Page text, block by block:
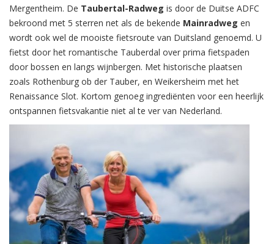
Mergentheim. De Taubertal-Radweg is door de Duitse ADFC
bekroond met 5 sterren net als de bekende Mainradweg en
wordt ook wel de mooiste fietsroute van Duitsland genoemd. U
fietst door het romantische Tauberdal over prima fietspaden
door bossen en langs wijnbergen. Met historische plaatsen
zoals Rothenburg ob der Tauber, en Weikersheim met het
Renaissance Slot. Kortom genoeg ingrediënten voor een heerlijk
ontspannen fietsvakantie niet al te ver van Nederland.